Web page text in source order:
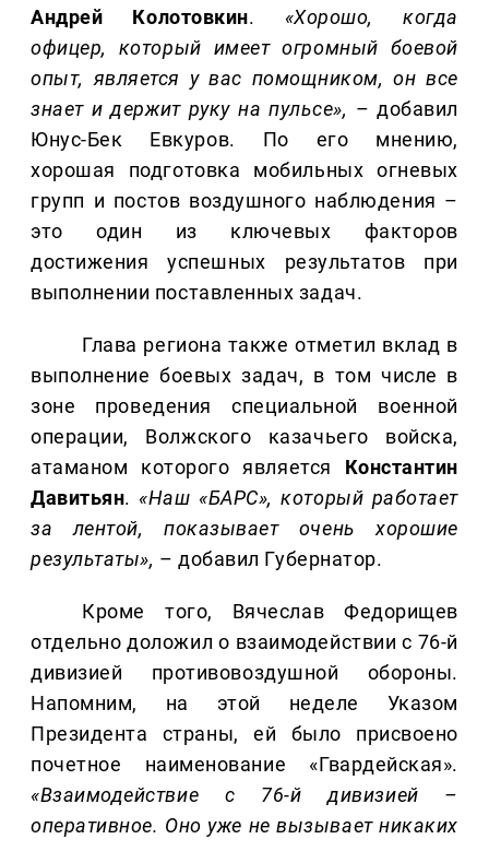
Андрей Колотовкин. «Хорошо, когда
офицер, который имеет огромный боевой
опыт, является у вас помощником, он все
знает и держит руку на пульсе», – добавил
Юнус-Бек Евкуров. По его мнению,
хорошая подготовка мобильных огневых
групп и постов воздушного наблюдения –
это один из ключевых факторов
достижения успешных результатов при
выполнении поставленных задач.
Глава региона также отметил вклад в
выполнение боевых задач, в том числе в
зоне проведения специальной военной
операции, Волжского казачьего войска,
атаманом которого является Константин
Давитьян.«Наш «БАРС», который работает
за лентой, показывает очень хорошие
результаты», – добавил Губернатор.
Кроме того, Вячеслав Федорищев
отдельно доложил о взаимодействии с 76-й
дивизией противовоздушной обороны.
Напомним, на этой неделе Указом
Президента страны, ей было присвоено
почетное наименование «Гвардейская».
«Взаимодействие с 76-й дивизией –
оперативное. Оно уже не вызывает никаких